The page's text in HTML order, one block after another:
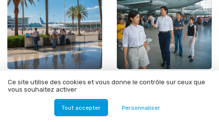
Que faire en cas de vol
pas manquer
Ce site utilise des cookies et vous donne le contrôle sur ceux que
vous souhaitez activer
Tout accepter Personnaliser